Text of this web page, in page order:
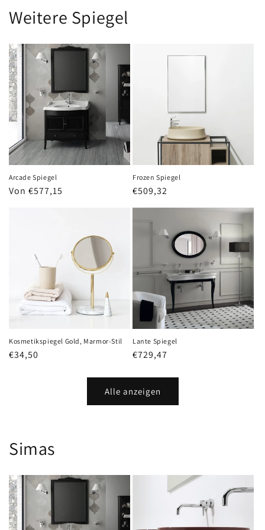
Weitere Spiegel
Arcade Spiegel
Normaler
Von €577,15
Frozen Spiegel
Normaler
€509,32
Kosmetikspiegel Gold, Marmor-Stil
Normaler
€34,50
Lante Spiegel
Normaler
€729,47
Alle anzeigen
Simas